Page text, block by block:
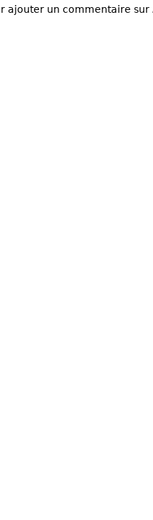
ajouter un commentaire sur